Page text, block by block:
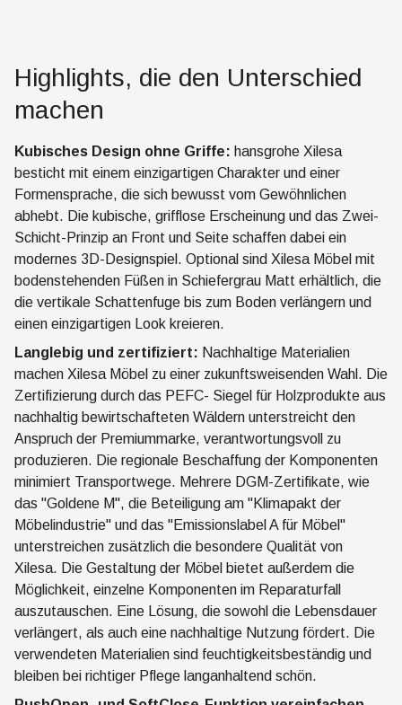
Highlights, die den Unterschied
machen
Kubisches Design ohne Griffe: hansgrohe Xilesa
besticht mit einem einzigartigen Charakter und einer
Formensprache, die sich bewusst vom Gewöhnlichen
abhebt. Die kubische, grifflose Erscheinung und das Zwei-
Schicht-Prinzip an Front und Seite schaffen dabei ein
modernes 3D-Designspiel. Optional sind Xilesa Möbel mit
bodenstehenden Füßen in Schiefergrau Matt erhältlich, die
die vertikale Schattenfuge bis zum Boden verlängern und
einen einzigartigen Look kreieren.
Langlebig und zertifiziert: Nachhaltige Materialien
machen Xilesa Möbel zu einer zukunftsweisenden Wahl. Die
Zertifizierung durch das PEFC- Siegel für Holzprodukte aus
nachhaltig bewirtschafteten Wäldern unterstreicht den
Anspruch der Premiummarke, verantwortungsvoll zu
produzieren. Die regionale Beschaffung der Komponenten
minimiert Transportwege. Mehrere DGM-Zertifikate, wie
das "Goldene M", die Beteiligung am "Klimapakt der
Möbelindustrie" und das "Emissionslabel A für Möbel"
unterstreichen zusätzlich die besondere Qualität von
Xilesa. Die Gestaltung der Möbel bietet außerdem die
Möglichkeit, einzelne Komponenten im Reparaturfall
auszutauschen. Eine Lösung, die sowohl die Lebensdauer
verlängert, als auch eine nachhaltige Nutzung fördert. Die
verwendeten Materialien sind feuchtigkeitsbeständig und
bleiben bei richtiger Pflege langanhaltend schön.